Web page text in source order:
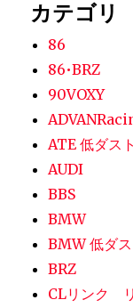
カテゴリ
86
86•BRZ
90VOXY
ATE 低ダス
AUDI
BBS
BMW
BMW 低ダ
BRZ
CLリンク